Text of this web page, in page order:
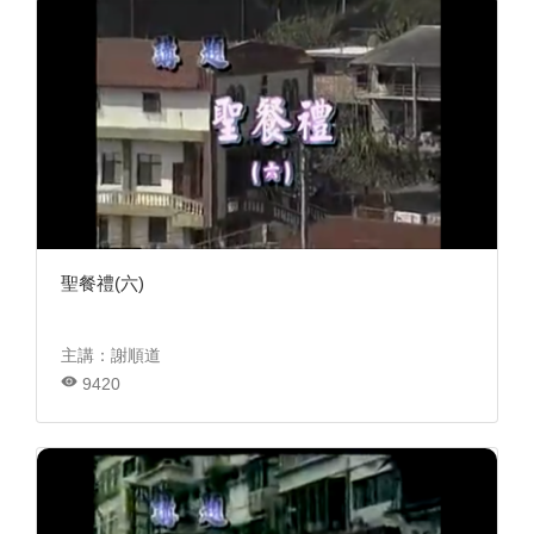
聖餐禮(六)
主講：謝順道
9420